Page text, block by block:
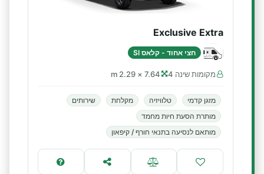
Exclusive Extra
חצי אחוד - קלאס SI
מקומות שינה 4 7.64 × 2.29 m
מזגן קדמי טלוויזיה מקלחת
שירותים
מותרת הסעת חיות מחמד
מותאם לנסיעה בתנאי חורף / קיפאון